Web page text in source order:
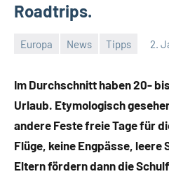
Roadtrips.
Europa News Tipps 2.
Im Durchschnitt haben 20-
Urlaub. Etymologisch
andere Feste freie Tage für
Flüge, keine Engpässe, leere
Eltern fördern dann die